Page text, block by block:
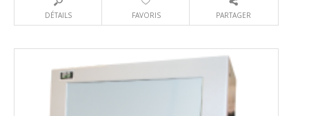
DÉTAILS FAVORIS PARTAGER